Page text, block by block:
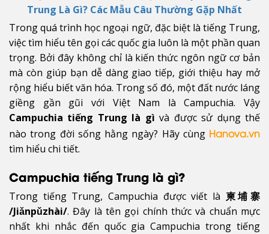
Trung Là Gì? Các Mẫu Câu Thường Gặp Nhất
Trong quá trình học ngoại ngữ, đặc biệt là tiếng Trung,
việc tìm hiểu tên gọi các quốc gia luôn là một phần quan
trọng. Bởi đây không chỉ là kiến thức ngôn ngữ cơ bản
mà còn giúp bạn dễ dàng giao tiếp, giới thiệu hay mở
rộng hiểu biết văn hóa. Trong số đó, một đất nước láng
giềng gần gũi với Việt Nam là Campuchia. Vậy
Campuchia tiếng Trung là gì và được sử dụng thế
nào trong đời sống hằng ngày? Hãy cùng Hanova.vn
tìm hiểu chi tiết.
Campuchia tiếng Trung là gì?
Trong tiếng Trung, Campuchia được viết là 柬埔寨
/Jiǎnpǔzhài/. Đây là tên gọi chính thức và chuẩn mực
nhất khi nhắc đến quốc gia Campuchia trong tiếng